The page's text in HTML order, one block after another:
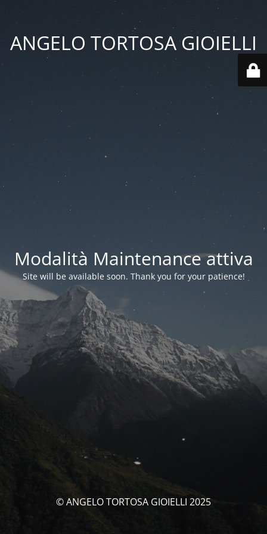
ANGELO TORTOSA GIOIELLI
Modalità Maintenance attiva
Site will be available soon. Thank you for your patience!
© ANGELO TORTOSA GIOIELLI 2025